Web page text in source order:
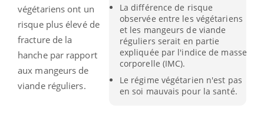
La différence de risque
observée entre les végétariens
et les mangeurs de viande
réguliers serait en partie
expliquée par l'indice de masse
corporelle (IMC).
Le régime végétarien n'est pas
en soi mauvais pour la santé.
végétariens ont un
risque plus élevé de
fracture de la
hanche par rapport
aux mangeurs de
viande réguliers.